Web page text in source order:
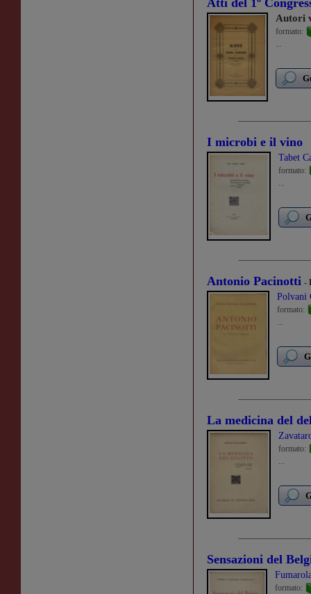
Atti del 1º
Autori
formato:
...
I microbi e il vino
Tabet
formato:
...
Antonio Pacinotti -
Polvani
formato:
...
La medicina del
formato:
...
Sensazioni del
formato: